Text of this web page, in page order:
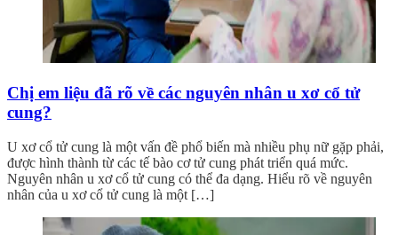
Chị em liệu đã rõ về các nguyên nhân u xơ cổ tử
cung?
U xơ cổ tử cung là một vấn đề phổ biến mà nhiều phụ nữ gặp phải,
được hình thành từ các tế bào cơ tử cung phát triển quá mức.
Nguyên nhân u xơ cổ tử cung có thể đa dạng. Hiểu rõ về nguyên
nhân của u xơ cổ tử cung là một […]